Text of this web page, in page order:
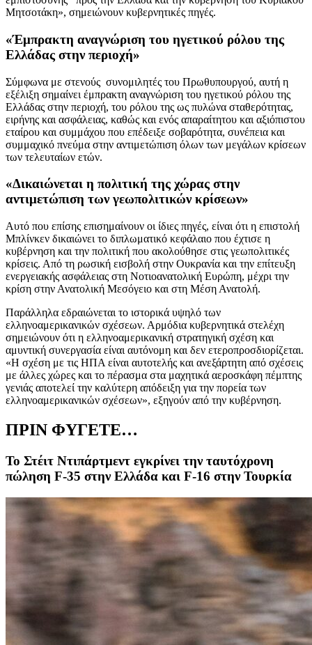
Μητσοτάκη», σημειώνουν κυβερνητικές πηγές.
«Έμπρακτη αναγνώριση του ηγετικού ρόλου της
Ελλάδας στην περιοχή»
Σύμφωνα με στενούς συνομιλητές του Πρωθυπουργού, αυτή η
εξέλιξη σημαίνει έμπρακτη αναγνώριση του ηγετικού ρόλου της
Ελλάδας στην περιοχή, του ρόλου της ως πυλώνα σταθερότητας,
ειρήνης και ασφάλειας, καθώς και ενός απαραίτητου και αξιόπιστου
εταίρου και συμμάχου που επέδειξε σοβαρότητα, συνέπεια και
συμμαχικό πνεύμα στην αντιμετώπιση όλων των μεγάλων κρίσεων
των τελευταίων ετών.
«Δικαιώνεται η πολιτική της χώρας στην
αντιμετώπιση των γεωπολιτικών κρίσεων»
Αυτό που επίσης επισημαίνουν οι ίδιες πηγές, είναι ότι η επιστολή
Μπλίνκεν δικαιώνει το διπλωματικό κεφάλαιο που έχτισε η
κυβέρνηση και την πολιτική που ακολούθησε στις γεωπολιτικές
κρίσεις. Από τη ρωσική εισβολή στην Ουκρανία και την επίτευξη
ενεργειακής ασφάλειας στη Νοτιοανατολική Ευρώπη, μέχρι την
κρίση στην Ανατολική Μεσόγειο και στη Μέση Ανατολή.
Παράλληλα εδραιώνεται το ιστορικά υψηλό των
ελληνοαμερικανικών σχέσεων. Αρμόδια κυβερνητικά στελέχη
σημειώνουν ότι η ελληνοαμερικανική στρατηγική σχέση και
αμυντική συνεργασία είναι αυτόνομη και δεν ετεροπροσδιορίζεται.
«Η σχέση με τις ΗΠΑ είναι αυτοτελής και ανεξάρτητη από σχέσεις
με άλλες χώρες και το πέρασμα στα μαχητικά αεροσκάφη πέμπτης
γενιάς αποτελεί την καλύτερη απόδειξη για την πορεία των
ελληνοαμερικανικών σχέσεων», εξηγούν από την κυβέρνηση.
ΠΡΙΝ ΦΥΓΕΤΕ…
Το Στέιτ Ντιπάρτμεντ εγκρίνει την ταυτόχρονη
πώληση F-35 στην Ελλάδα και F-16 στην Τουρκία